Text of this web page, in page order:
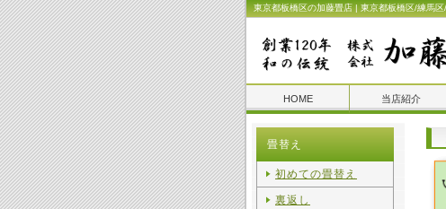
東京都板橋区の加藤畳店 | 東京都板橋区/練馬
HOME 当店紹介
畳替え
初めての畳替え
裏返し